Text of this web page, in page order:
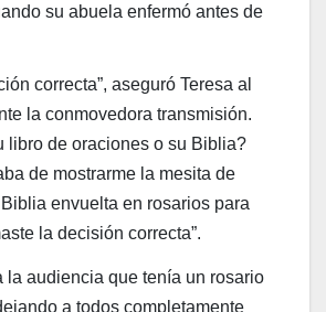
su abuela enfermó antes de
correcta”, aseguró Teresa al
la conmovedora transmisión.
libro de oraciones o su Biblia?
de mostrarme la mesita de
envuelta en rosarios para
la decisión correcta”.
la audiencia que tenía un rosario
a todos completamente